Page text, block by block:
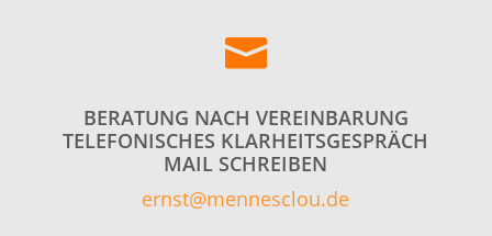

BERATUNG NACH VEREINBARUNG
TELEFONISCHES KLARHEITSGESPRÄCH
MAIL SCHREIBEN
ernst@mennesclou.de